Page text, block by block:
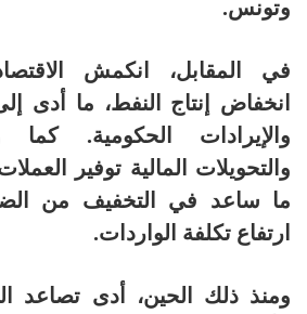
وتونس.
في المقابل، انكمش
انخفاض إنتاج النفط، ما أدى
والإيرادات الحكومية.
والتحويلات المالية توفير
ما ساعد في التخفيف من
ارتفاع تكلفة الواردات.
ومنذ ذلك الحين، أدى تصاعد